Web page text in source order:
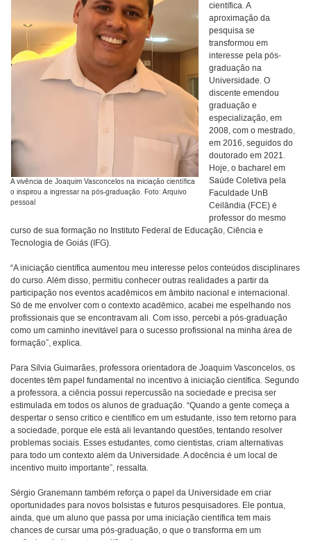
A vivência de Joaquim Vasconcelos na iniciação científica
o inspirou a ingressar na pós-graduação. Foto: Arquivo
pessoal
científica. A
aproximação da
pesquisa se
transformou em
interesse pela pós-
graduação na
Universidade. O
discente emendou
graduação e
especialização, em
2008, com o mestrado,
em 2016, seguidos do
doutorado em 2021.
Hoje, o bacharel em
Saúde Coletiva pela
Faculdade UnB
Ceilândia (FCE) é
professor do mesmo
curso de sua formação no Instituto Federal de Educação, Ciência e
Tecnologia de Goiás (IFG).
“A iniciação científica aumentou meu interesse pelos conteúdos disciplinares
do curso. Além disso, permitiu conhecer outras realidades a partir da
participação nos eventos acadêmicos em âmbito nacional e internacional.
Só de me envolver com o contexto acadêmico, acabei me espelhando nos
profissionais que se encontravam ali. Com isso, percebi a pós-graduação
como um caminho inevitável para o sucesso profissional na minha área de
formação”, explica.
Para Sílvia Guimarães, professora orientadora de Joaquim Vasconcelos, os
docentes têm papel fundamental no incentivo à iniciação científica. Segundo
a professora, a ciência possui repercussão na sociedade e precisa ser
estimulada em todos os alunos de graduação. “Quando a gente começa a
despertar o senso crítico e científico em um estudante, isso tem retorno para
a sociedade, porque ele está ali levantando questões, tentando resolver
problemas sociais. Esses estudantes, como cientistas, criam alternativas
para todo um contexto além da Universidade. A docência é um local de
incentivo muito importante”, ressalta.
Sérgio Granemann também reforça o papel da Universidade em criar
oportunidades para novos bolsistas e futuros pesquisadores. Ele pontua,
ainda, que um aluno que passa por uma iniciação científica tem mais
chances de cursar uma pós-graduação, o que o transforma em um